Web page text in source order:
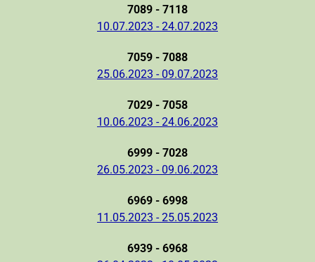
7089 - 7118
10.07.2023 - 24.07.2023
7059 - 7088
25.06.2023 - 09.07.2023
7029 - 7058
10.06.2023 - 24.06.2023
6999 - 7028
26.05.2023 - 09.06.2023
6969 - 6998
11.05.2023 - 25.05.2023
6939 - 6968